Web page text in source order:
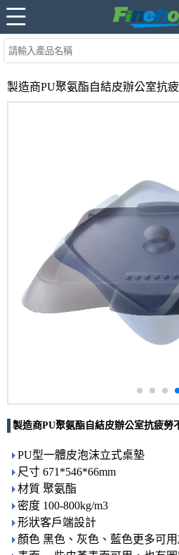
製造商PU聚氨酯自結皮辦公室抗
製造商PU聚氨酯自結皮辦公室抗疲勞
PU型一體皮泡沫立式桌墊
尺寸 671*546*66mm
材質 聚氨酯
密度 100-800kg/m3
形狀客戶端設計
顏色 黑色、灰色、藍色更多可用